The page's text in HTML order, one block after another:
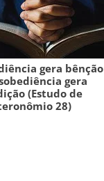
gera bênção
gera
(Estudo de
28)